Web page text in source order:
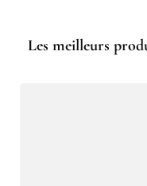
Les meilleurs